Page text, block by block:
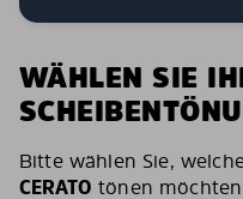
WÄHLEN SIE
Bitte wählen Sie,
CERATO tönen